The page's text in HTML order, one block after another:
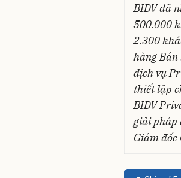
BIDV đã
500.000
2.300
hàng Bán
dịch vụ
thiết lập
BIDV
giải pháp
Giám